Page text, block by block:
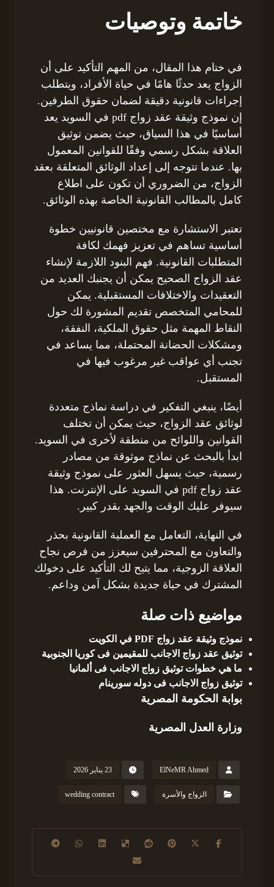
خاتمة وتوصيات
في ختام هذا المقال، من المهم التأكيد على أن
الزواج يعد حدثًا هامًا في حياة الأفراد، ويتطلب
إجراءات قانونية دقيقة لضمان حقوق الطرفين.
إن نموذج وثيقة عقد زواج pdf في السويد يعد
أساسيًا في هذا السياق، حيث يضمن توثيق
العلاقة بشكل رسمي وفقًا للقوانين المعمول
بها. عندما تتوجه إلى إعداد الوثائق المتعلقة بعقد
الزواج، من الضروري أن تكون على اطلاع
كامل بالمطالب القانونية الخاصة بهذه الوثائق.
تعتبر الاستشارة مع مختصين قانونيين خطوة
أساسية تساهم في تعزيز فهمك لكافة
المتطلبات القانونية. فهم البنود اللازمة لإنشاء
عقد الزواج الصحيح يمكن أن يجنبك العديد من
التعقيدات والاختلافات المستقبلية. يمكن
للمحامي المتخصص تقديم المشورة لك حول
النقاط المهمة مثل حقوق الملكية، النفقة،
ومشكلات الحضانة المحتملة، مما يساعد في
تجنب أي عواقب غير مرغوب فيها في
المستقبل.
أيضًا، ينبغي التفكير في دراسة نماذج متعددة
لوثائق عقد الزواج، حيث يمكن أن تختلف
القوانين واللوائح من منطقة لأخرى في السويد.
ابدأ بالبحث عن نماذج موثوقة من مصادر
رسمية، حيث يسهل العثور على نموذج وثيقة
عقد زواج pdf في السويد على الإنترنت. هذا
سيوفر عليك الوقت والجهد بقدر كبير.
في النهاية، التعامل مع العملية القانونية بحذر
والتعاون مع المحترفين سيعزز من فرص نجاح
العلاقة الزوجية، مما يتيح لك التأكيد على دخولك
المشترك في حياة جديدة بشكل آمن وداعم.
مواضيع ذات صلة
نموذج وثيقة عقد زواج PDF في الكويت
توثيق عقد زواج الاجانب للمقيمين فى كوريا الجنوبية
ما هي خطوات توثيق زواج الاجانب فى ألمانيا
توثيق زواج الاجانب فى دوله سورينام
بوابة الحكومة المصرية
وزارة العدل المصرية
ElNeMR Ahmed 23 يناير 2026
الزواج والأسرة wedding contract